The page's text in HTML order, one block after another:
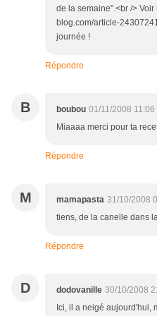
de la semaine".<br />
blog.com/article-
journée !
Répondre
B boubou 01/11/2008 11:06
Miaaaa merci pour ta
Répondre
M mamapasta 31/10/2008
tiens, de la canelle dans
Répondre
D dodovanille 30/10/2008
Ici, il a neigé aujourd'hui,